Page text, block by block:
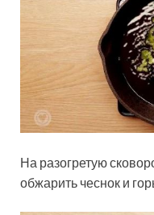
На разогретую
обжарить чеснок и